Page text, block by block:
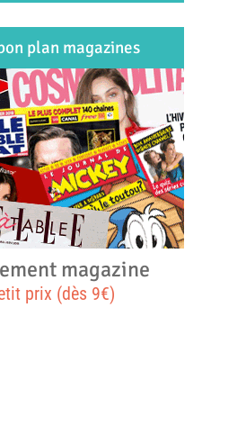
plan magazines
magazine
prix (dès 9€)